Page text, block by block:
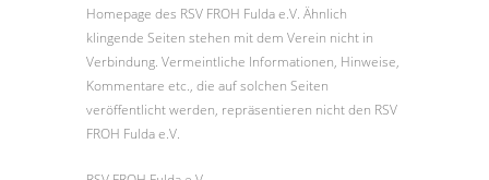
Homepage des RSV FROH Fulda e.V. Ähnlich
klingende Seiten stehen mit dem Verein nicht in
Verbindung. Vermeintliche Informationen, Hinweise,
Kommentare etc., die auf solchen Seiten
veröffentlicht werden, repräsentieren nicht den RSV
FROH Fulda e.V.